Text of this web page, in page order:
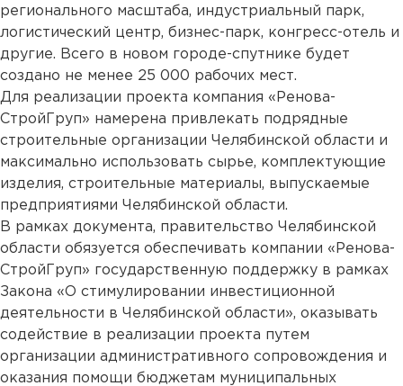
регионального масштаба, индустриальный парк,
логистический центр, бизнес-парк, конгресс-отель и
другие. Всего в новом городе-спутнике будет
создано не менее 25 000 рабочих мест.
Для реализации проекта компания «Ренова-
СтройГруп» намерена привлекать подрядные
строительные организации Челябинской области и
максимально использовать сырье, комплектующие
изделия, строительные материалы, выпускаемые
предприятиями Челябинской области.
В рамках документа, правительство Челябинской
области обязуется обеспечивать компании «Ренова-
СтройГруп» государственную поддержку в рамках
Закона «О стимулировании инвестиционной
деятельности в Челябинской области», оказывать
содействие в реализации проекта путем
организации административного сопровождения и
оказания помощи бюджетам муниципальных